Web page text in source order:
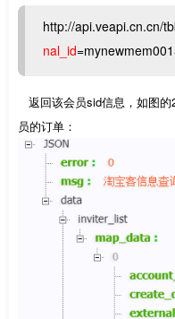
http://api.veapi.cn.cn/
nal_id
返回该会员sid信息，如图
员的订单：